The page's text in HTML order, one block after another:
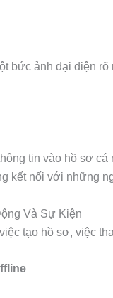
bức ảnh đại diện
tin vào hồ sơ
kết nối với những
Và Sự Kiện
tạo hồ sơ, việc